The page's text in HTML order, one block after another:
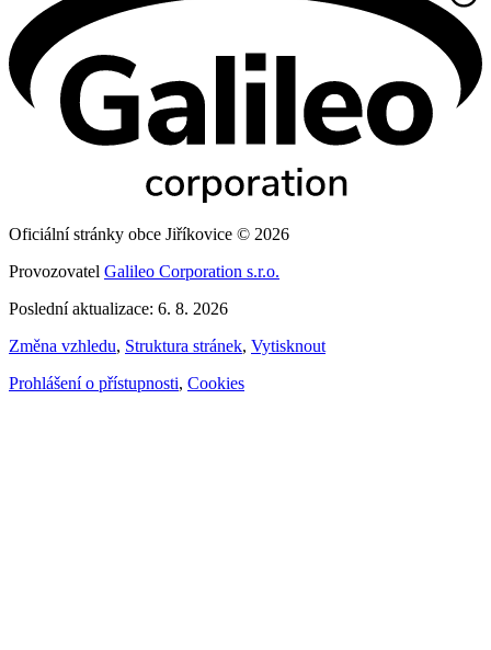
Oficiální stránky obce Jiříkovice © 2026
Provozovatel Galileo Corporation s.r.o.
Poslední aktualizace: 6. 8. 2026
Změna vzhledu, Struktura stránek, Vytisknout
Prohlášení o přístupnosti, Cookies